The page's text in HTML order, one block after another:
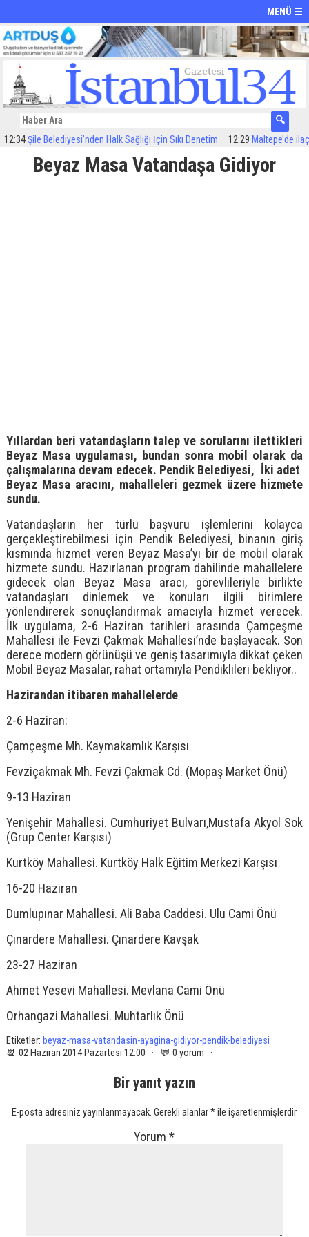
MENÜ ☰
Şile Belediyesi’nden Halk Sağlığı İçin Sıkı Denetim 12:29Maltepe’de
Beyaz Masa Vatandaşa Gidiyor
Yıllardan beri vatandaşların talep ve sorularını ilettikleri
Beyaz Masa uygulaması, bundan sonra mobil olarak da
çalışmalarına devam edecek. Pendik Belediyesi, İki adet
Beyaz Masa aracını, mahalleleri gezmek üzere hizmete
sundu.
Vatandaşların her türlü başvuru işlemlerini kolayca
gerçekleştirebilmesi için Pendik Belediyesi, binanın giriş
kısmında hizmet veren Beyaz Masa’yı bir de mobil olarak
hizmete sundu. Hazırlanan program dahilinde mahallelere
gidecek olan Beyaz Masa aracı, görevlileriyle birlikte
vatandaşları dinlemek ve konuları ilgili birimlere
yönlendirerek sonuçlandırmak amacıyla hizmet verecek.
İlk uygulama, 2-6 Haziran tarihleri arasında Çamçeşme
Mahallesi ile Fevzi Çakmak Mahallesi’nde başlayacak. Son
derece modern görünüşü ve geniş tasarımıyla dikkat çeken
Mobil Beyaz Masalar, rahat ortamıyla Pendiklileri bekliyor..
Hazirandan itibaren mahallelerde
2-6 Haziran:
Çamçeşme Mh. Kaymakamlık Karşısı
Fevziçakmak Mh. Fevzi Çakmak Cd. (Mopaş Market Önü)
9-13 Haziran
Yenişehir Mahallesi. Cumhuriyet Bulvarı,Mustafa Akyol Sok
(Grup Center Karşısı)
Kurtköy Mahallesi. Kurtköy Halk Eğitim Merkezi Karşısı
16-20 Haziran
Dumlupınar Mahallesi. Ali Baba Caddesi. Ulu Cami Önü
Çınardere Mahallesi. Çınardere Kavşak
23-27 Haziran
Ahmet Yesevi Mahallesi. Mevlana Cami Önü
Orhangazi Mahallesi. Muhtarlık Önü
Etiketler: beyaz-masa-vatandasin-ayagina-gidiyor-pendik-belediyesi
📆 02 Haziran 2014 Pazartesi 12:00 · 💬 0 yorum ·
Bir yanıt yazın
E-posta adresiniz yayınlanmayacak. Gerekli alanlar*ile işaretlenmişlerdir
Yorum*